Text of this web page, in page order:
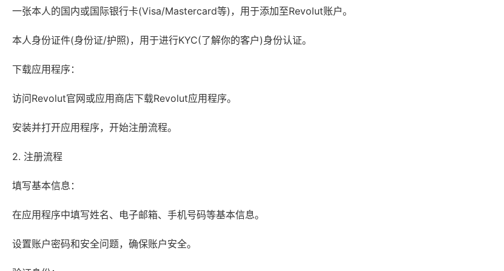
一张本人的国内或国际银行卡(Visa/Mastercard等)，用于添加至Revolut账户。
本人身份证件(身份证/护照)，用于进行KYC(了解你的客户)身份认证。
下载应用程序：
访问Revolut官网或应用商店下载Revolut应用程序。
安装并打开应用程序，开始注册流程。
2. 注册流程
填写基本信息：
在应用程序中填写姓名、电子邮箱、手机号码等基本信息。
设置账户密码和安全问题，确保账户安全。